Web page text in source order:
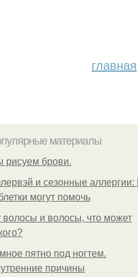
главная
материалы
рисуем брови.
и сезонные аллергии:
могут помочь
волосы и волосы, что может
пятно под ногтем.
причины